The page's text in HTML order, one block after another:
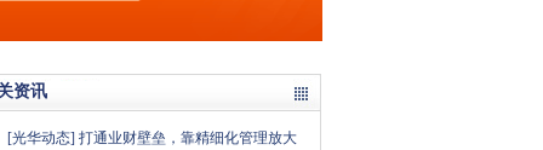
资讯
[光华动态] 打通业财壁垒，靠精细化管理放大